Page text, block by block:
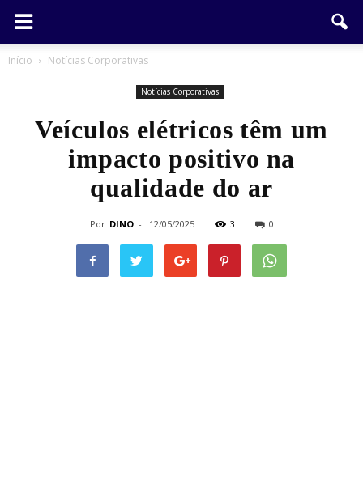
Início Notícias Corporativas
Notícias Corporativas
Veículos elétricos têm um
impacto positivo na
qualidade do ar
Por DINO - 12/05/2025 3 0